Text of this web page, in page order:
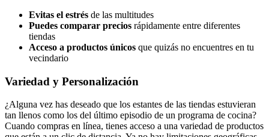
Evitas el estrés de las multitudes
Puedes comparar precios rápidamente entre diferentes
tiendas
Acceso a productos únicos que quizás no encuentres en tu
vecindario
Variedad y Personalización
¿Alguna vez has deseado que los estantes de las tiendas estuvieran
tan llenos como los del último episodio de un programa de cocina?
Cuando compras en línea, tienes acceso a una variedad de productos